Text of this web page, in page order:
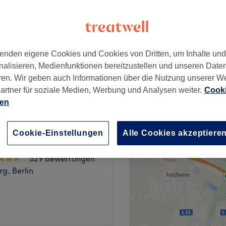
Selberföhnen inkl.
26 €
Dann komm zu Unicut
529 Bewertungen
Berlin
eigene Cookies und Cookies von Dritten, um Inhalte
Medienfunktionen bereitzustellen und unseren
Wir geben auch Informationen über die Nutzung unserer
für soziale Medien, Werbung und Analysen weiter.
Cookie-Einstellungen Alle Cookies akzeptieren